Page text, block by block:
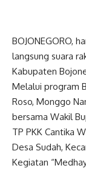
BOJONEGORO,
langsung suara
Kabupaten
Melalui program
Roso, Monggo
bersama Wakil
TP PKK Cantika
Desa Sudah,
Kegiatan